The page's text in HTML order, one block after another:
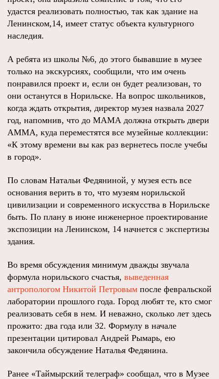
удастся реализовать полностью, так как здание на
Ленинском,14, имеет статус объекта культурного
наследия.
А ребята из школы №6, до этого бывавшие в музее
только на экскурсиях, сообщили, что им очень
понравился проект и, если он будет реализован, то
они останутся в Норильске. На вопрос школьников,
когда ждать открытия, директор музея назвала 2027
год, напомнив, что до МАМА должна открыть двери
АММА, куда переместятся все музейные коллекции:
«К этому времени вы как раз вернетесь после учебы
в город».
По словам Натальи Федяниной, у музея есть все
основания верить в то, что музеям норильской
цивилизации и современного искусства в Норильске
быть. По плану в июне инженерное проектирование
экспозиции на Ленинском, 14 начнется с экспертизы
здания.
Во время обсуждения минимум дважды звучала
формула норильского счастья, выведенная
антропологом Никитой Петровым после февральской
лаборатории прошлого года. Город любят те, кто смог
реализовать себя в нем. И неважно, сколько лет здесь
прожито: два года или 32. Формулу в начале
презентации цитировал Андрей Рымарь, ею
закончила обсуждение Наталья Федянина.
Ранее «Таймырский телеграф» сообщал, что в Музее